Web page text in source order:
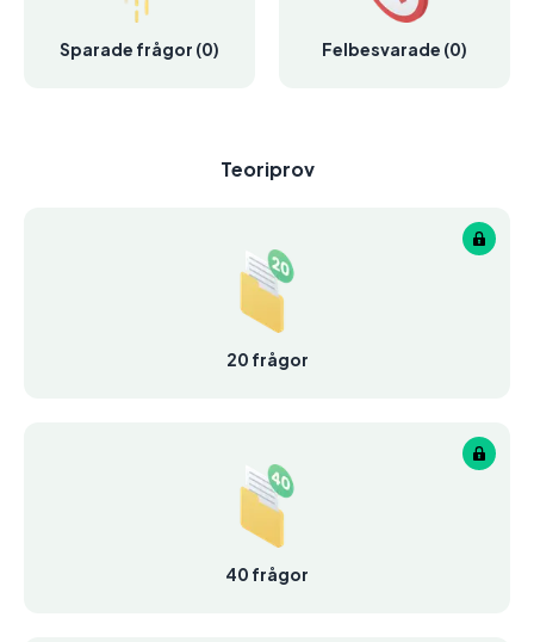
Sparade frågor (0) Felbesvarade (0)
Teoriprov
20 frågor
40 frågor